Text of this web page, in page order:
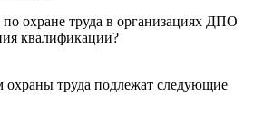
охране труда в организациях ДПО
квалификации?
труда подлежат следующие